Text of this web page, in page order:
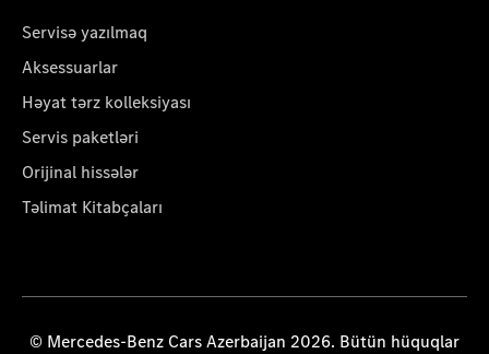
Servisə yazılmaq
Aksessuarlar
Həyat tərz kolleksiyası
Servis paketləri
Orijinal hissələr
Təlimat Kitabçaları
© Mercedes-Benz Cars Azerbaijan 2026. Bütün hüquqlar